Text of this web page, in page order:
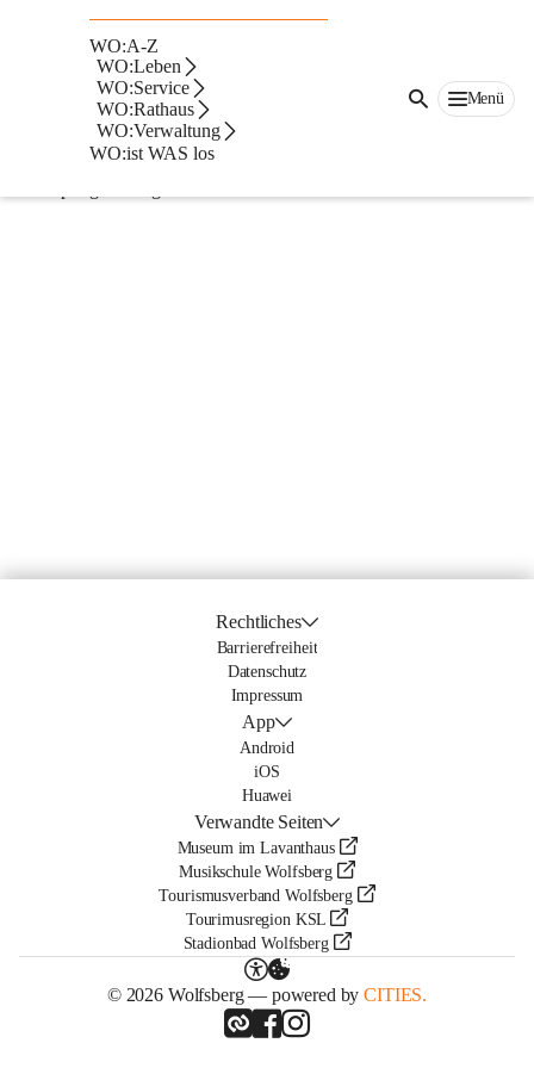
WO:A-Z
WO:Leben
WO:Service
WO:Rathaus
WO:Verwaltung
WO:ist WAS los
Menü
Ortsbildpflegekommission
Zur Beratung der Gemeinden in den Fragen der Ortsbildpflege
ist bei jeder Bezirkshauptmannschaft eine
Ortsbildpflegekommission einzurichten. Zu Mitgliedern der
Ortsbildpflegekommission dürfen nur Personen bestellt werden,
die über besondere Sachkenntnisse auf dem Gebiet der
Rechtliches
Barrierefreiheit
Datenschutz
Impressum
App
Android
iOS
Huawei
Verwandte Seiten
Museum im Lavanthaus
Musikschule Wolfsberg
Tourismusverband Wolfsberg
Tourimusregion KSL
Stadionbad Wolfsberg
© 2026 Wolfsberg — powered byCITIES.